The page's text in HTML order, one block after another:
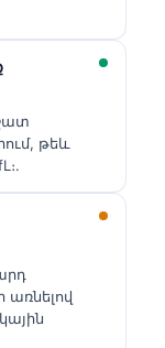
թեև
առնելով